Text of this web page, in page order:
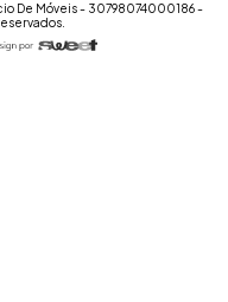
De Móveis - 30798074000186 -